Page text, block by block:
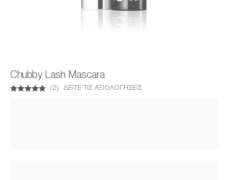
Chubby Lash Mascara
( 2) ΔΕΊΤΕ ΤΙΣ ΑΞΙΟΛΟΓΉΣΕΙΣ